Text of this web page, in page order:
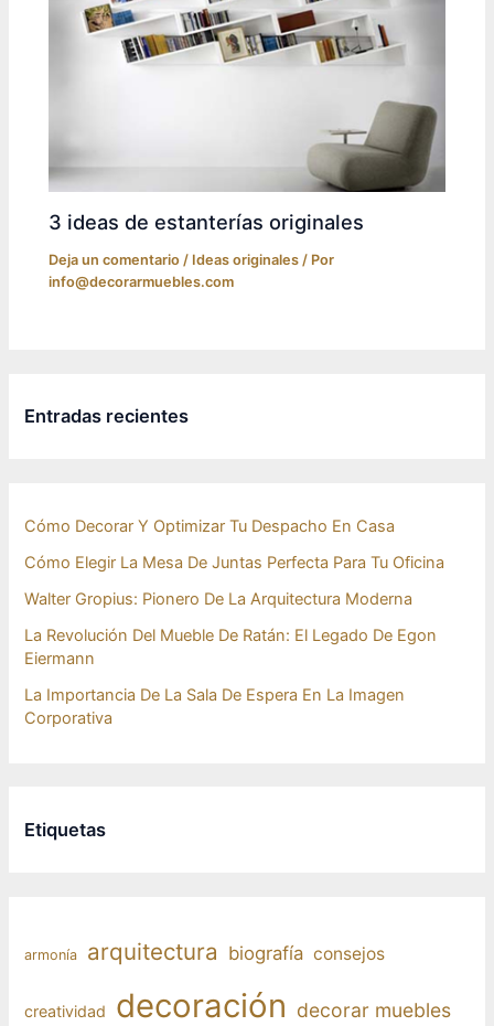
3 ideas de estanterías originales
Deja un comentario / Ideas originales / Por
info@decorarmuebles.com
Entradas recientes
Cómo Decorar Y Optimizar Tu Despacho En Casa
Cómo Elegir La Mesa De Juntas Perfecta Para Tu Oficina
Walter Gropius: Pionero De La Arquitectura Moderna
La Revolución Del Mueble De Ratán: El Legado De Egon
Eiermann
La Importancia De La Sala De Espera En La Imagen
Corporativa
Etiquetas
armonía arquitectura biografía consejos
creatividad decoración decorar muebles